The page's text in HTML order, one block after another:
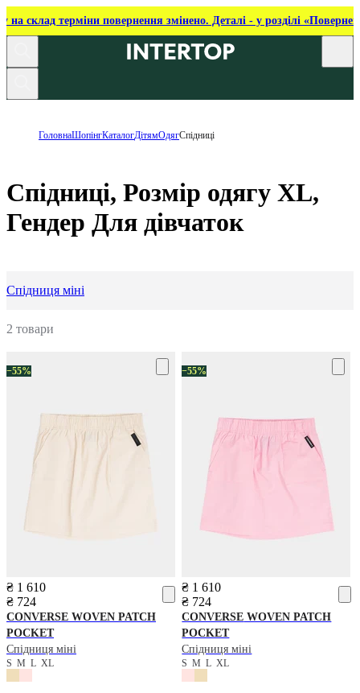
на склад терміни повернення змінено. Деталі - у розділі
ГоловнаШопінгКаталогДітямОдягСпідниці
Спідниці, Розмір одягу XL,
Гендер Для дівчаток
Спідниця міні
2 товари
−55%
₴ 1 610
₴ 724
CONVERSE WOVEN PATCH
POCKET
Спідниця міні
S M L XL
−55%
₴ 1 610
₴ 724
CONVERSE WOVEN PATCH
POCKET
Спідниця міні
SMLXL